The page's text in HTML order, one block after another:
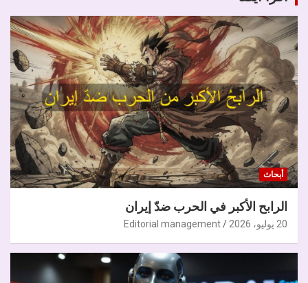
أبحاث
الرابح الأكبر في الحرب ضدّ إيران
20 يوليو، 2026 Editorial management